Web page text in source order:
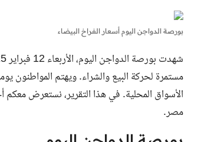
بورصة الدواجن اليوم أسعار الفراخ البيضاء
مستمرة لحركة البيع والشراء. ويهتم المواطنون
مصر.